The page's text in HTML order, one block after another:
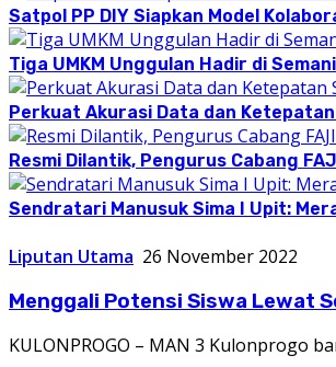
Satpol PP DIY Siapkan Model
Tiga UMKM Unggulan Hadir di
Perkuat Akurasi Data dan
Resmi Dilantik, Pengurus Cabang
Sendratari Manusuk Sima I Upit:
Liputan Utama 26 November 2022
Menggali Potensi Siswa Lewat
KULONPROGO – MAN 3 Kulonprogo